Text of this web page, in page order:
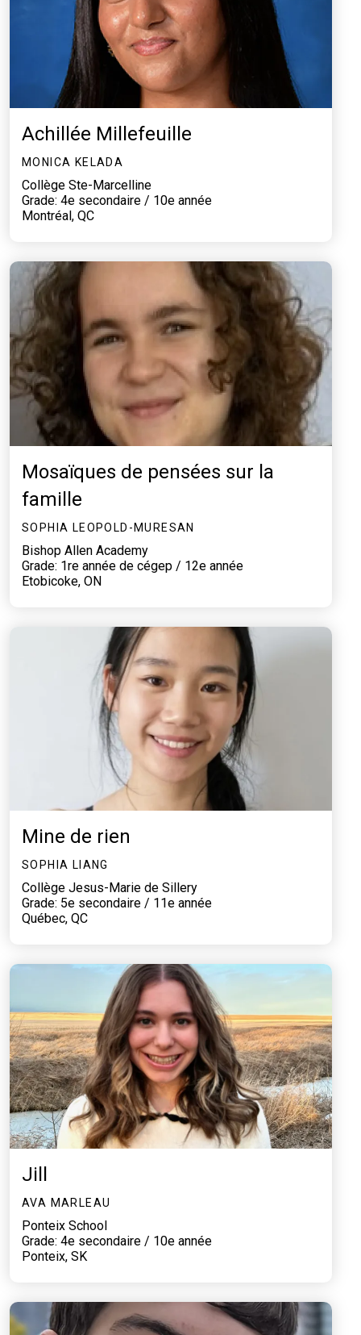
Achillée Millefeuille
MONICA KELADA
Collège Ste-Marcelline
Grade: 4e secondaire / 10e année
Montréal, QC
Mosaïques de pensées sur la
famille
SOPHIA LEOPOLD-MURESAN
Bishop Allen Academy
Grade: 1re année de cégep / 12e année
Etobicoke, ON
Mine de rien
SOPHIA LIANG
Collège Jesus-Marie de Sillery
Grade: 5e secondaire / 11e année
Québec, QC
Jill
AVA MARLEAU
Ponteix School
Grade: 4e secondaire / 10e année
Ponteix, SK